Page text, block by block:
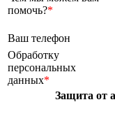
помочь?*
Ваш телефон
Обработку
персональных
данных*
Защита от